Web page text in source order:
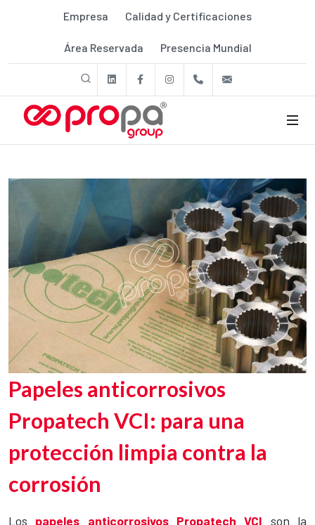
Empresa Calidad y Certificaciones
Área Reservada Presencia Mundial
linkedinFacebookInstagram+39 011 9507788
Papeles anticorrosivos
Propatech VCI: para una
protección limpia contra la
corrosión
Los papeles anticorrosivos Propatech VCI son la